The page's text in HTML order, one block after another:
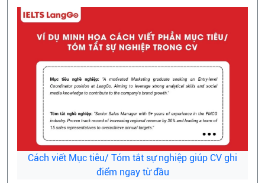
Cách viết Mục tiêu/ Tóm tắt sự nghiệp giúp CV ghi
điểm ngay từ đầu